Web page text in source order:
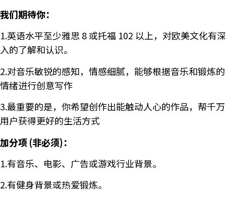
我们期待你：
1.英语水平至少雅思 8 或托福 102 以上，对欧美文化有深
入的了解和认识。
2.对音乐敏锐的感知，情感细腻，能够根据音乐和锻炼的
情绪进行创意写作
3.最重要的是，你希望创作出能触动人心的作品，帮千万
用户获得更好的生活方式
加分项 (非必须)：
1.有音乐、电影、广告或游戏行业背景。
2.有健身背景或热爱锻炼。